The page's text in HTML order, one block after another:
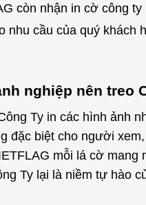
còn nhận in cờ công
nhu cầu của quý khách
nghiệp nên treo
Ty in các hình ảnh
đặc biệt cho người
mỗi lá cờ mang
Ty lại là niềm tự hào